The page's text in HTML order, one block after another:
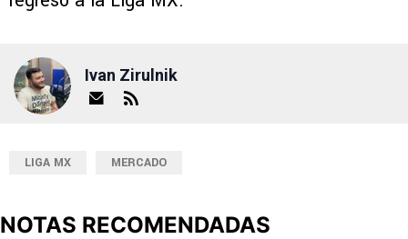
Ivan Zirulnik
LIGA MX MERCADO
NOTAS RECOMENDADAS